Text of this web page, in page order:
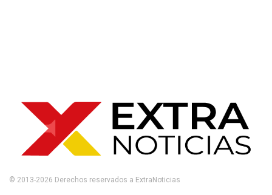
© 2013-2026 Derechos reservados a ExtraNoticias